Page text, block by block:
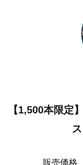
【1,500本限定
販売価格